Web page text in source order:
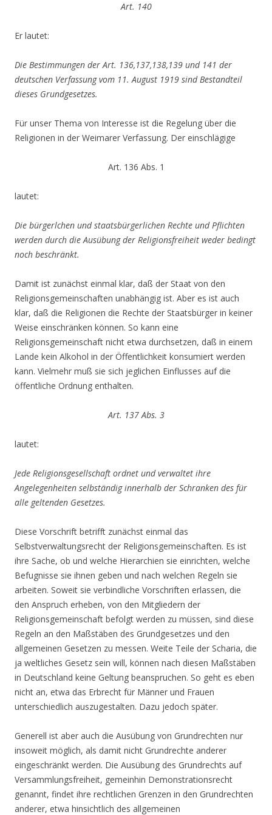
Art. 140
Er lautet:
Die Bestimmungen der Art. 136,137,138,139 und 141 der
deutschen Verfassung vom 11. August 1919 sind Bestandteil
dieses Grundgesetzes.
Für unser Thema von Interesse ist die Regelung über die
Religionen in der Weimarer Verfassung. Der einschlägige
Art. 136 Abs. 1
lautet:
Die bürgerlchen und staatsbürgerlichen Rechte und Pflichten
werden durch die Ausübung der Religionsfreiheit weder bedingt
noch beschränkt.
Damit ist zunächst einmal klar, daß der Staat von den
Religionsgemeinschaften unabhängig ist. Aber es ist auch
klar, daß die Religionen die Rechte der Staatsbürger in keiner
Weise einschränken können. So kann eine
Religionsgemeinschaft nicht etwa durchsetzen, daß in einem
Lande kein Alkohol in der Öffentlichkeit konsumiert werden
kann. Vielmehr muß sie sich jeglichen Einflusses auf die
öffentliche Ordnung enthalten.
Art. 137 Abs. 3
lautet:
Jede Religionsgesellschaft ordnet und verwaltet ihre
Angelegenheiten selbständig innerhalb der Schranken des für
alle geltenden Gesetzes.
Diese Vorschrift betrifft zunächst einmal das
Selbstverwaltungsrecht der Religionsgemeinschaften. Es ist
ihre Sache, ob und welche Hierarchien sie einrichten, welche
Befugnisse sie ihnen geben und nach welchen Regeln sie
arbeiten. Soweit sie verbindliche Vorschriften erlassen, die
den Anspruch erheben, von den Mitgliedern der
Religionsgemeinschaft befolgt werden zu müssen, sind diese
Regeln an den Maßstäben des Grundgesetzes und den
allgemeinen Gesetzen zu messen. Weite Teile der Scharia, die
ja weltliches Gesetz sein will, können nach diesen Maßstäben
in Deutschland keine Geltung beanspruchen. So geht es eben
nicht an, etwa das Erbrecht für Männer und Frauen
unterschiedlich auszugestalten. Dazu jedoch später.
Generell ist aber auch die Ausübung von Grundrechten nur
insoweit möglich, als damit nicht Grundrechte anderer
eingeschränkt werden. Die Ausübung des Grundrechts auf
Versammlungsfreiheit, gemeinhin Demonstrationsrecht
genannt, findet ihre rechtlichen Grenzen in den Grundrechten
anderer, etwa hinsichtlich des allgemeinen